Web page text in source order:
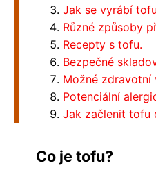
Jak se vyrábí
Různé způsoby
Recepty s tofu.
Bezpečné
Možné zdravotní
Potenciální
Jak začlenit tofu
Co je tofu?